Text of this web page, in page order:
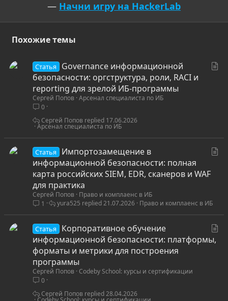
— Начни игру на HackerLab
Похожие темы
Статья
Governance информационной
безопасности: оргструктура, роли, RACI и
reporting для зрелой ИБ-программы
Сергей Попов Арсенал специалиста по ИБ
0
Арсенал специалиста по ИБ
17.06.2026
Сергей Попов
Статья
Импортозамещение в
информационной безопасности: полная
карта российских SIEM, EDR, сканеров и WAF
для практика
Сергей Попов Право и комплаенс в ИБ
1
Право и комплаенс в ИБ
21.07.2026
yura525
Статья
Корпоративное обучение
информационной безопасности: платформы,
форматы и метрики для построения
программы
Сергей Попов Codeby School: курсы и сертификации
0
28.04.2026
Сергей Попов